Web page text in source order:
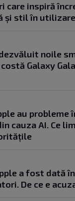
care inspiră
și stil în
noile
Galaxy
au probleme
cauza AI. Ce
a fost dată
De ce e